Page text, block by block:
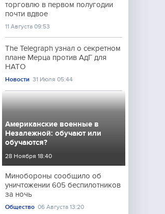
торговлю в первом полугодии
почти вдвое
11 Августа 09:53
The Telegraph узнал о секретном
плане Мерца против АдГ для
НАТО
Новости 31 Июля 05:44
Американские военные в
Незалежной: обучают или
обучаются?
28 Ноября 18:40
Минобороны сообщило об
уничтожении 605 беспилотников
за ночь
Общество 06 Августа 13:20